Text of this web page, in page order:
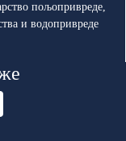
пољопривреде,
и водопривреде